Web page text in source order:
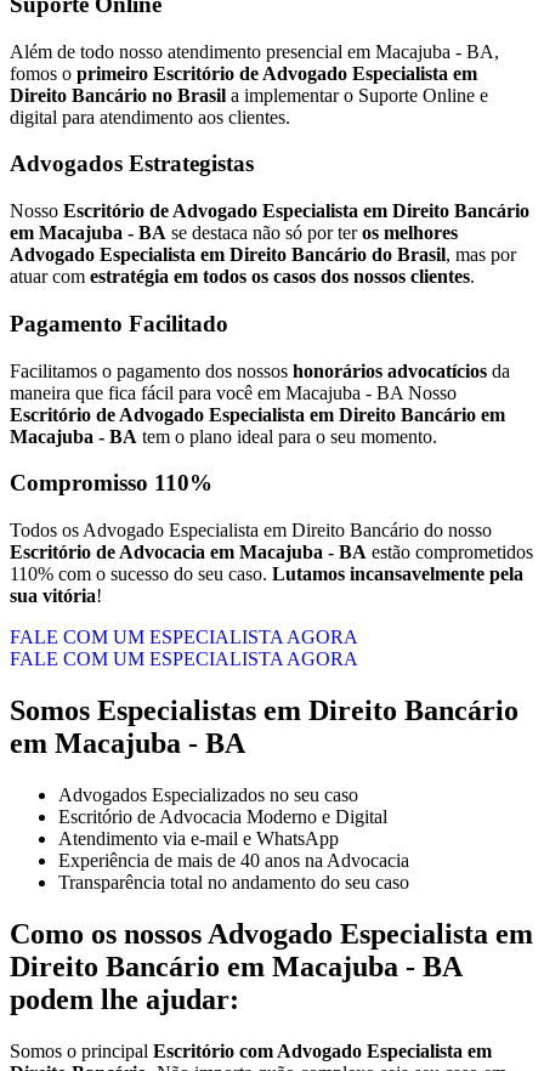
Além de todo nosso atendimento presencial em Macajuba - BA,
fomos o primeiro Escritório de Advogado Especialista em
Direito Bancário no Brasil a implementar o Suporte Online e
digital para atendimento aos clientes.
Advogados Estrategistas
Nosso Escritório de Advogado Especialista em Direito Bancário
em Macajuba - BA se destaca não só por teros melhores
Advogado Especialista em Direito Bancário do Brasil, mas por
atuar com estratégia em todos os casos dos nossos clientes.
Pagamento Facilitado
Facilitamos o pagamento dos nossos honorários advocatícios da
maneira que fica fácil para você em Macajuba - BA Nosso
Escritório de Advogado Especialista em Direito Bancário em
Macajuba - BA tem o plano ideal para o seu momento.
Compromisso 110%
Todos os Advogado Especialista em Direito Bancário do nosso
Escritório de Advocacia em Macajuba - BA estão comprometidos
110% com o sucesso do seu caso. Lutamos incansavelmente pela
sua vitória!
FALE COM UM ESPECIALISTA AGORA
FALE COM UM ESPECIALISTA AGORA
Somos Especialistas em Direito Bancário
em Macajuba - BA
Advogados Especializados no seu caso
Escritório de Advocacia Moderno e Digital
Atendimento via e-mail e WhatsApp
Experiência de mais de 40 anos na Advocacia
Transparência total no andamento do seu caso
Como os nossos Advogado Especialista em
Direito Bancário em Macajuba - BA
podem lhe ajudar:
Somos o principal Escritório com Advogado Especialista em